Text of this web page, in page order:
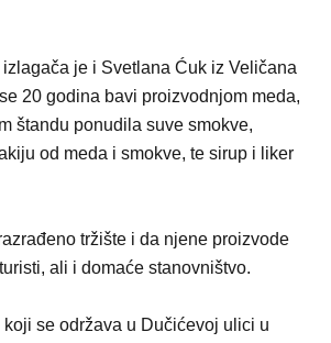
je i Svetlana Ćuk iz Veličana
20 godina bavi proizvodnjom meda,
štandu ponudila suve smokve,
od meda i smokve, te sirup i liker
tržište i da njene proizvode
ali i domaće stanovništvo.
koji se održava u Dučićevoj ulici u